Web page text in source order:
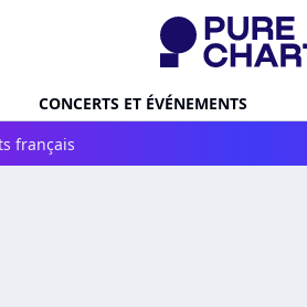
CONCERTS ET ÉVÉNEMENTS
français